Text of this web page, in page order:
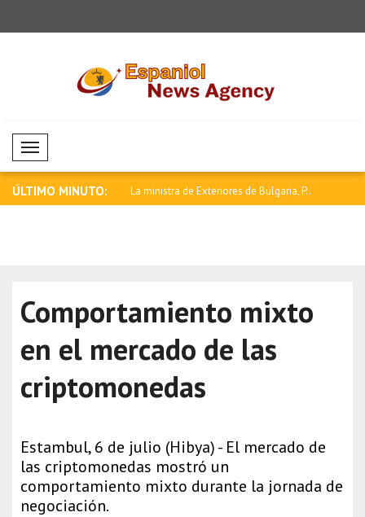
Mobil Menü
ÚLTIMO MINUTO:
información a Ucrania La ministra de Exteriores de Bulgaria, P..
Comportamiento mixto
en el mercado de las
criptomonedas
Estambul, 6 de julio (Hibya) - El mercado de
las criptomonedas mostró un
comportamiento mixto durante la jornada de
negociación.